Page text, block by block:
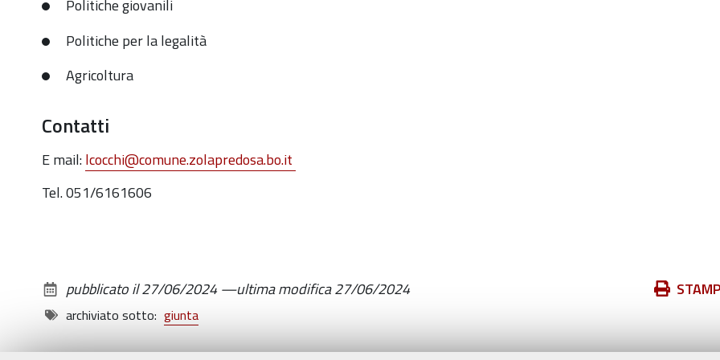
Politiche giovanili
Politiche per la legalità
Agricoltura
Contatti
E mail:lcocchi@comune.zolapredosa.bo.it
Tel. 051/6161606
Azioni
pubblicato il27/06/2024—ultima modifica27/06/2024
archiviato sotto: giunta